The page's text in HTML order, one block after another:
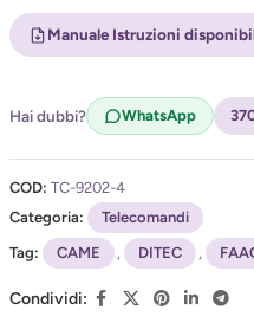
Acconsento al
Privacy Policy)
Manuale Istruzioni
Hai dubbi? WhatsApp
COD: TC-9202-4
Categoria:
Telecomandi
Tag:
CAME , DITEC ,
Condividi: